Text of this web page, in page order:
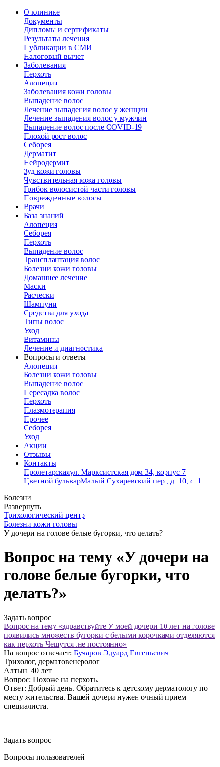
О клинике
Документы
Дипломы и сертификаты
Результаты лечения
Публикации в СМИ
Налоговый вычет
Заболевания
Перхоть
Алопеция
Заболевания кожи головы
Выпадение волос
Лечение выпадения волос у женщин
Лечение выпадения волос у мужчин
Выпадение волос после COVID-19
Плохой рост волос
Cеборея
Дерматит
Нейродермит
Зуд кожи головы
Чувствительная кожа головы
Грибок волосистой части головы
Поврежденные волосы
Врачи
База знаний
Алопеция
Себорея
Перхоть
Выпадение волос
Трансплантация волос
Болезни кожи головы
Домашнее лечение
Маски
Расчески
Шампуни
Средства для ухода
Типы волос
Уход
Витамины
Лечение и диагностика
Вопросы и ответы
Алопеция
Болезни кожи головы
Выпадение волос
Пересадка волос
Перхоть
Плазмотерапия
Прочее
Себорея
Уход
Акции
Отзывы
Контакты
Пролетарскаяул. Марксистская дом 34, корпус 7
Цветной бульварМалый Сухаревский пер., д. 10, с. 1
Болезни
Развернуть
Трихологический центр
Болезни кожи головы
У дочери на голове белые бугорки, что делать?
Вопрос на тему «У дочери на
голове белые бугорки, что
делать?»
Задать вопрос
Вопрос на тему «здравствуйте У моей дочери 10 лет на голове
появились множеств бугорки с белыми корочками отделяются
как перхоть Чешутся .не постоянно»
На вопрос отвечает: Бучаров Эдуард Евгеньевич
Трихолог, дерматовенеролог
Алтын, 40 лет
Вопрос: Похоже на перхоть.
Ответ: Добрый день. Обратитесь к детскому дерматологу по
месту жительства. Вашей дочери нужен очный прием
специалиста.
Задать вопрос
Вопросы пользователей